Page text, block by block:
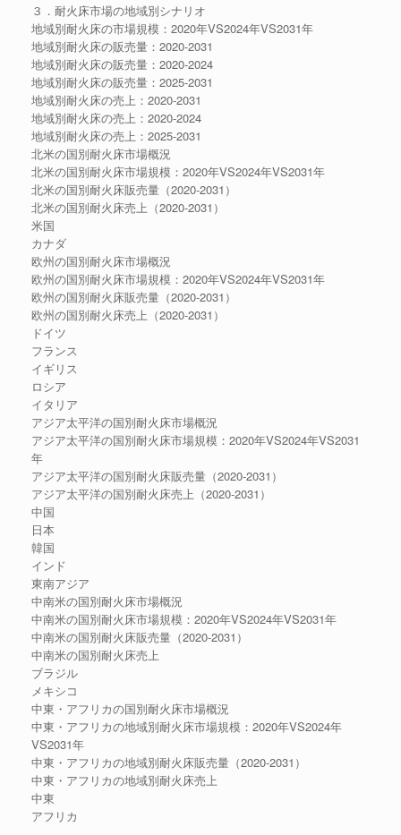
３．耐火床市場の地域別シナリオ
地域別耐火床の市場規模：2020年VS2024年VS2031年
地域別耐火床の販売量：2020-2031
地域別耐火床の販売量：2020-2024
地域別耐火床の販売量：2025-2031
地域別耐火床の売上：2020-2031
地域別耐火床の売上：2020-2024
地域別耐火床の売上：2025-2031
北米の国別耐火床市場概況
北米の国別耐火床市場規模：2020年VS2024年VS2031年
北米の国別耐火床販売量（2020-2031）
北米の国別耐火床売上（2020-2031）
米国
カナダ
欧州の国別耐火床市場概況
欧州の国別耐火床市場規模：2020年VS2024年VS2031年
欧州の国別耐火床販売量（2020-2031）
欧州の国別耐火床売上（2020-2031）
ドイツ
フランス
イギリス
ロシア
イタリア
アジア太平洋の国別耐火床市場概況
アジア太平洋の国別耐火床市場規模：2020年VS2024年VS2031
年
アジア太平洋の国別耐火床販売量（2020-2031）
アジア太平洋の国別耐火床売上（2020-2031）
中国
日本
韓国
インド
東南アジア
中南米の国別耐火床市場概況
中南米の国別耐火床市場規模：2020年VS2024年VS2031年
中南米の国別耐火床販売量（2020-2031）
中南米の国別耐火床売上
ブラジル
メキシコ
中東・アフリカの国別耐火床市場概況
中東・アフリカの地域別耐火床市場規模：2020年VS2024年
VS2031年
中東・アフリカの地域別耐火床販売量（2020-2031）
中東・アフリカの地域別耐火床売上
中東
アフリカ